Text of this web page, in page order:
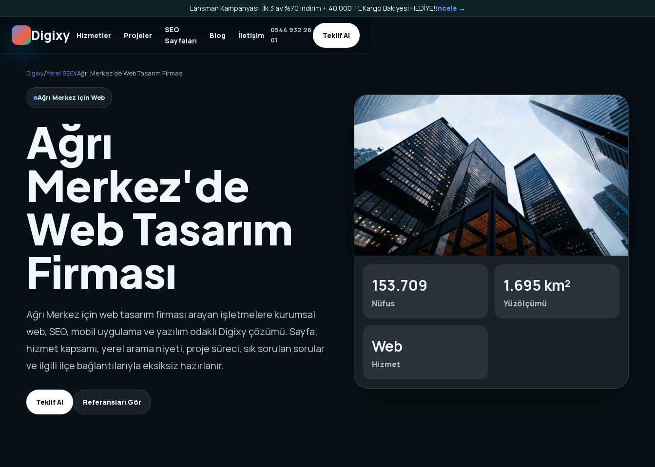
Lansman Kampanyası: İlk 3 ay %70 indirim + 40.000 TL Kargo Bakiyesi HEDİYE!Incele →
Digixy Hizmetler Projeler
SEO
Sayfaları
Blog İletişim
0544 932 26
01
Teklif Al
Digixy/Yerel SEO/Ağrı Merkez'de Web Tasarım Firması
Ağrı Merkez için Web
Ağrı
Merkez'de
Web Tasarım
Firması
Ağrı Merkez için web tasarım firması arayan işletmelere kurumsal
web, SEO, mobil uygulama ve yazılım odaklı Digixy çözümü. Sayfa;
hizmet kapsamı, yerel arama niyeti, proje süreci, sık sorulan sorular
ve ilgili ilçe bağlantılarıyla eksiksiz hazırlanır.
Teklif Al Referansları Gör
153.709
Nüfus
1.695 km²
Yüzölçümü
Web
Hizmet